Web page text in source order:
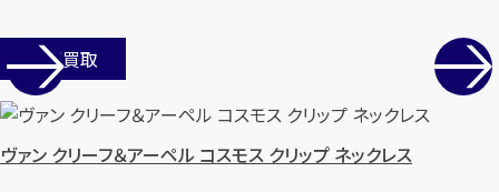
店舗買取
ヴァン クリーフ＆アーペル コスモス クリップ ネックレス